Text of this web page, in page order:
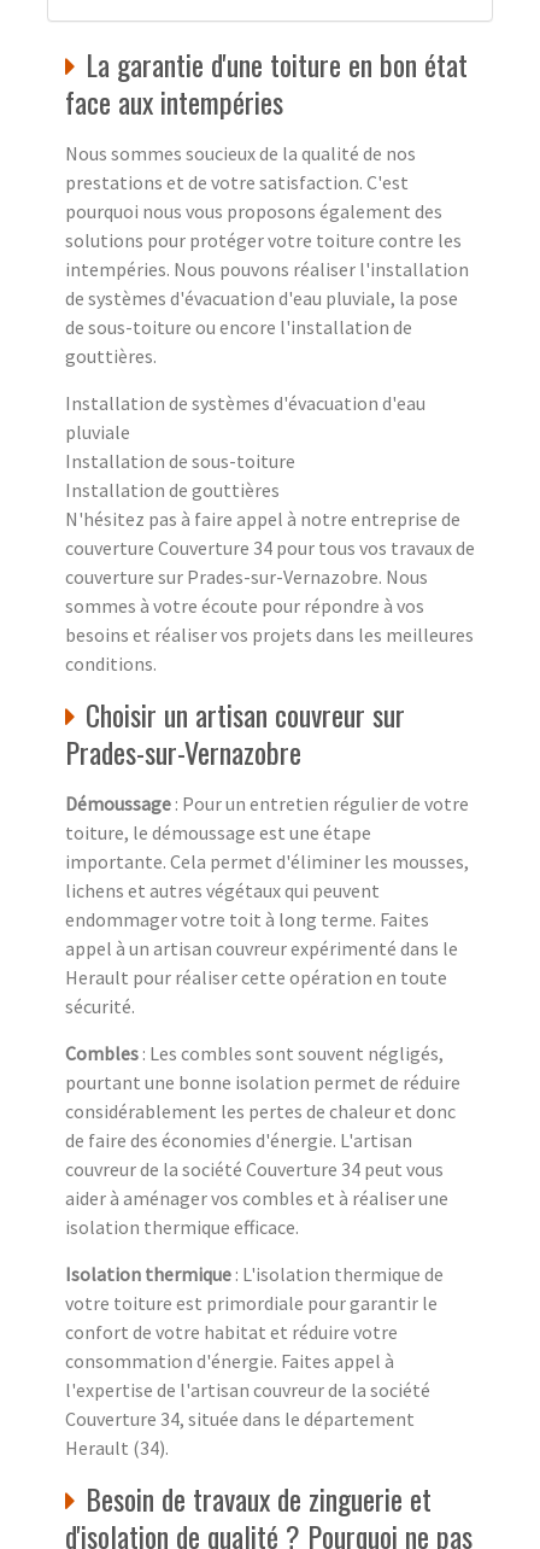
La garantie d'une toiture en bon état
face aux intempéries
Nous sommes soucieux de la qualité de nos
prestations et de votre satisfaction. C'est
pourquoi nous vous proposons également des
solutions pour protéger votre toiture contre les
intempéries. Nous pouvons réaliser l'installation
de systèmes d'évacuation d'eau pluviale, la pose
de sous-toiture ou encore l'installation de
gouttières.
Installation de systèmes d'évacuation d'eau
pluviale
Installation de sous-toiture
Installation de gouttières
N'hésitez pas à faire appel à notre entreprise de
couverture Couverture 34 pour tous vos travaux de
couverture sur Prades-sur-Vernazobre. Nous
sommes à votre écoute pour répondre à vos
besoins et réaliser vos projets dans les meilleures
conditions.
Choisir un artisan couvreur sur
Prades-sur-Vernazobre
Démoussage : Pour un entretien régulier de votre
toiture, le démoussage est une étape
importante. Cela permet d'éliminer les mousses,
lichens et autres végétaux qui peuvent
endommager votre toit à long terme. Faites
appel à un artisan couvreur expérimenté dans le
Herault pour réaliser cette opération en toute
sécurité.
Combles : Les combles sont souvent négligés,
pourtant une bonne isolation permet de réduire
considérablement les pertes de chaleur et donc
de faire des économies d'énergie. L'artisan
couvreur de la société Couverture 34 peut vous
aider à aménager vos combles et à réaliser une
isolation thermique efficace.
Isolation thermique : L'isolation thermique de
votre toiture est primordiale pour garantir le
confort de votre habitat et réduire votre
consommation d'énergie. Faites appel à
l'expertise de l'artisan couvreur de la société
Couverture 34, située dans le département
Herault (34).
Besoin de travaux de zinguerie et
d'isolation de qualité ? Pourquoi ne pas